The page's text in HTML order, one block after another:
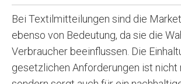
Bei Textilmitteilungen sind die
ebenso von Bedeutung, da sie die
Verbraucher beeinflussen. Die
gesetzlichen Anforderungen ist nicht